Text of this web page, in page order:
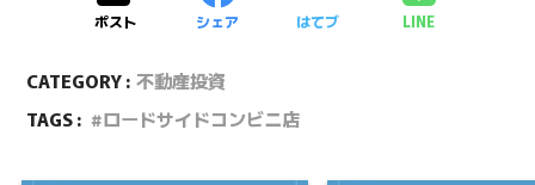
ポスト シェア はてブ LINE
CATEGORY : 不動産投資
TAGS :
ロードサイドコンビニ店